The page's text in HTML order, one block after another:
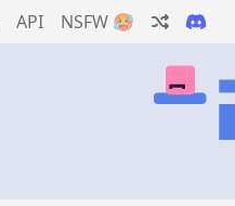
API NSFW 🥵